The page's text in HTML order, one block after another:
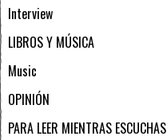
Interview
LIBROS Y MÚSICA
Music
OPINIÓN
PARA LEER MIENTRAS ESCUCHAS